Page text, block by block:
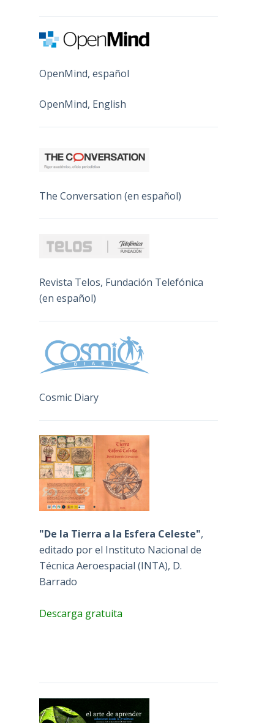
OpenMind, español
OpenMind, English
The Conversation (en español)
Revista Telos, Fundación Telefónica
(en español)
Cosmic Diary
"De la Tierra a la Esfera Celeste",
editado por el Instituto Nacional de
Técnica Aeroespacial (INTA), D.
Barrado
Descarga gratuita